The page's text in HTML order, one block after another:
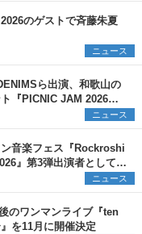
のゲストで斉藤朱夏
ニュース
ら出演、和歌山の
『PICNIC JAM 2026』
ニュース
音楽フェス『Rockroshi
』第3弾出演者として
、Reiを発表
ニュース
のワンマンライブ『ten
を11月に開催決定